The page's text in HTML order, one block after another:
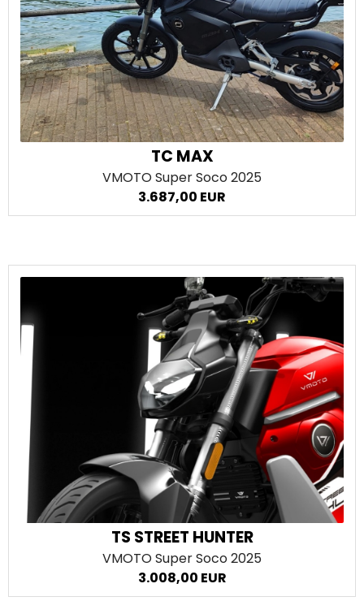
TC MAX
VMOTO Super Soco2025
3.687,00 EUR
TS STREET HUNTER
VMOTO Super Soco2025
3.008,00 EUR